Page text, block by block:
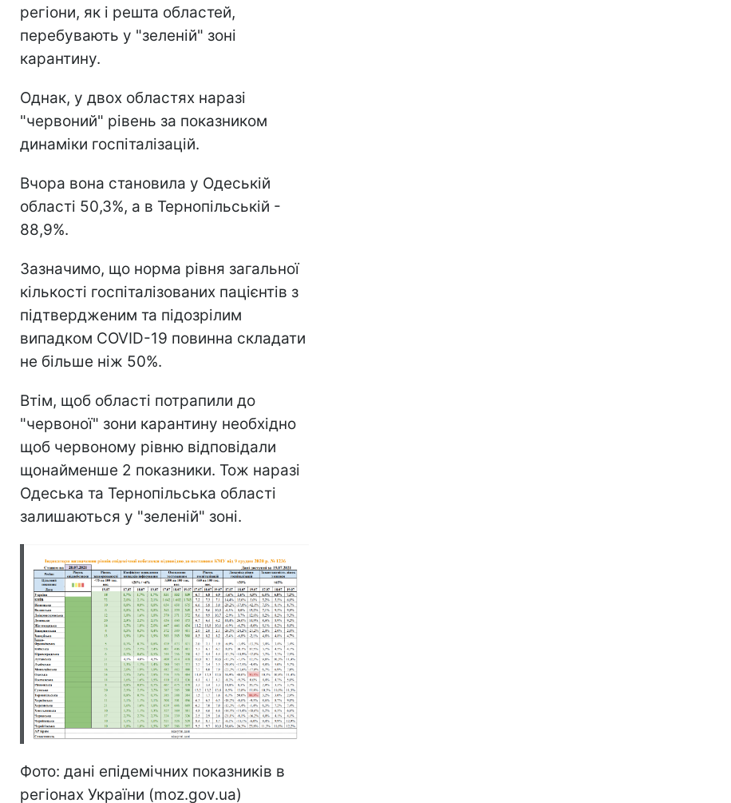
регіони, як і решта областей,
перебувають у "зеленій" зоні
карантину.
Однак, у двох областях наразі
"червоний" рівень за показником
динаміки госпіталізацій.
Вчора вона становила у Одеській
області 50,3%, а в Тернопільській -
88,9%.
Зазначимо, що норма рівня загальної
кількості госпіталізованих пацієнтів з
підтвердженим та підозрілим
випадком COVID-19 повинна складати
не більше ніж 50%.
Втім, щоб області потрапили до
"червоної" зони карантину необхідно
щоб червоному рівню відповідали
щонайменше 2 показники. Тож наразі
Одеська та Тернопільська області
залишаються у "зеленій" зоні.
Фото: дані епідемічних показників в
регіонах України (moz.gov.ua)